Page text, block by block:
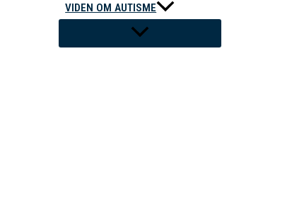
VIDEN OM AUTISME